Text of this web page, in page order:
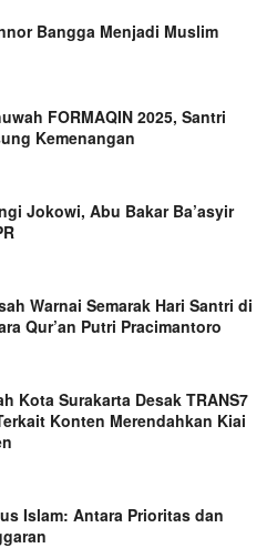
Bangga Menjadi Muslim
FORMAQIN 2025, Santri
Kemenangan
Jokowi, Abu Bakar Ba’asyir
Warnai Semarak Hari Santri di
Qur’an Putri Pracimantoro
Kota Surakarta Desak TRANS7
Konten Merendahkan Kiai
Islam: Antara Prioritas dan